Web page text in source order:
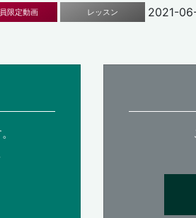
限定動画 レッスン 2021-